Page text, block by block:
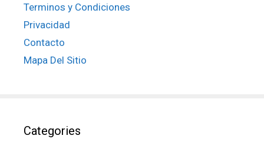
Terminos y Condiciones
Privacidad
Contacto
Mapa Del Sitio
Categories